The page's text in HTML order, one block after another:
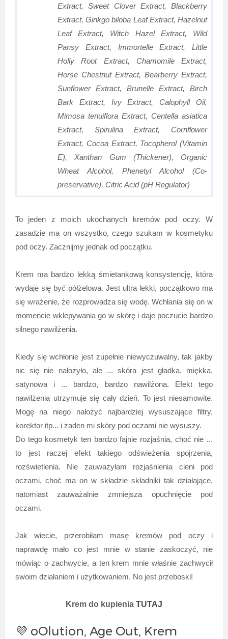
Extract, Sweet Clover Extract, Blackberry
Extract, Ginkgo biloba Leaf Extract, Hazelnut
Leaf Extract, Witch Hazel Extract, Wild
Pansy Extract, Immortelle Extract, Little
Holly Root Extract, Chamomile Extract,
Horse Chestnut Extract, Bearberry Extract,
Sunflower Extract, Brunelle Extract, Birch
Bark Extract, Ivy Extract, Calophyll Oil,
Mimosa tenuiflora Extract, Centella asiatica
Extract, Spirulina Extract, Cornflower
Extract, Cocoa Extract, Tocopherol (Vitamin
E), Xanthan Gum (Thickener), Organic
Wheat Alcohol, Phenetyl Alcohol (Co-
preservative), Citric Acid (pH Regulator)
To jeden z moich ukochanych kremów pod oczy. W
zasadzie ma on wszystko, czego szukam w kosmetyku
pod oczy. Zacznijmy jednak od początku.
Krem ma bardzo lekką śmietankową konsystencję, która
wydaje się być półżelowa. Jest ultra lekki, początkowo ma
się wrażenie, że rozprowadza się wodę. Wchłania się on w
momencie wklepywania go w skórę i daje poczucie bardzo
silnego nawilżenia.
Kiedy się wchłonie jest zupełnie niewyczuwalny, tak jakby
nic się nie nałożyło, ale ... skóra jest gładka, miękka,
satynowa i ... bardzo, bardzo nawilżona. Efekt tego
nawilżenia utrzymuje się cały dzień. To jest niesamowite.
Mogę na niego nałożyć najbardziej wysuszające filtry,
korektor itp... i żaden mi skóry pod oczami nie wysuszy.
Do tego kosmetyk ten bardzo fajnie rozjaśnia, choć nie ...
to jest raczej efekt takiego odświeżenia spojrzenia,
rozświetlenia. Nie zauważyłam rozjaśnienia cieni pod
oczami, choć ma on w składzie składniki tak działające,
natomiast zauważalnie zmniejsza opuchnięcie pod
oczami.
Jak wiecie, przerobiłam masę kremów pod oczy i
naprawdę mało co jest mnie w stanie zaskoczyć, nie
mówiąc o zachwycie, a ten krem mnie właśnie zachwycił
swoim działaniem i użytkowaniem. No jest przeboski!
Krem do kupienia TUTAJ
💜 oOlution, Age Out, Krem